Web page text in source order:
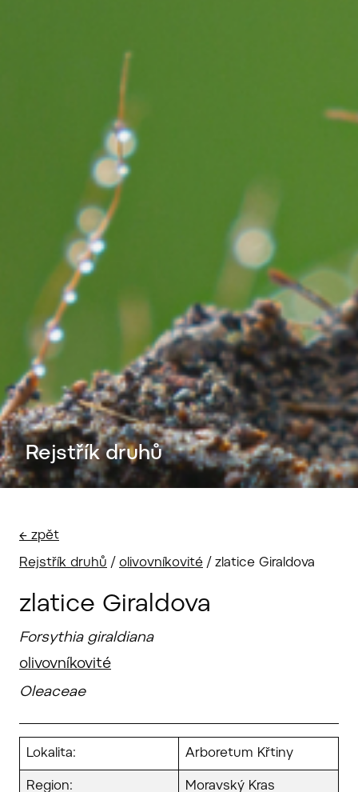
Rejstřík druhů
← zpět
Rejstřík druhů / olivovníkovité / zlatice Giraldova
zlatice Giraldova
Forsythia giraldiana
olivovníkovité
Oleaceae
Lokalita: Arboretum Křtiny
Region: Moravský Kras